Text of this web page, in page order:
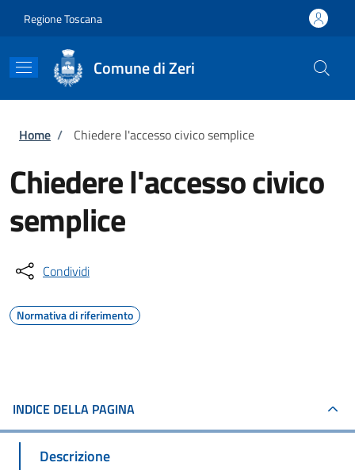
Regione Toscana
Comune di Zeri
Briciole di pane
Home / Chiedere l'accesso civico semplice
Chiedere l'accesso civico
semplice
Condividi
Normativa di riferimento
INDICE DELLA PAGINA
Descrizione